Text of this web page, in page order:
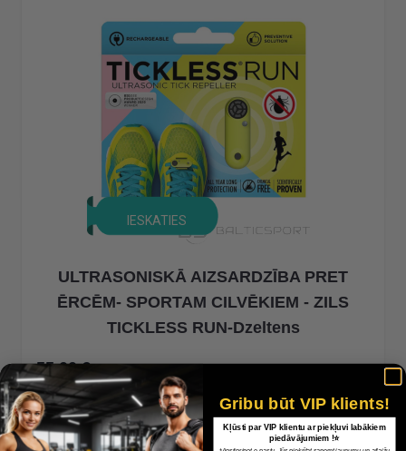
IESKATIES
ULTRASONISKĀ AIZSARDZĪBA PRET
ĒRCĒM- SPORTAM CILVĒKIEM - ZILS
TICKLESS RUN-Dzeltens
55,00 €
Gribu būt VIP klients!
Kļūsti par VIP klientu ar piekļuvi labākiem
piedāvājumiem !⭐